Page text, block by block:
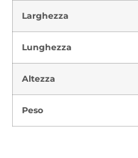
Larghezza
Lunghezza
Altezza
Peso